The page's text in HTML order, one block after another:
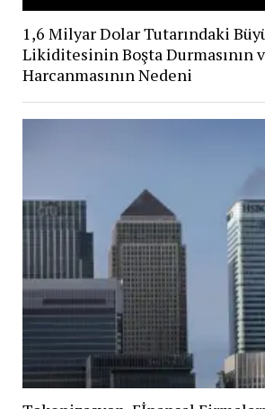
1,6 Milyar Dolar Tutarındaki
Likiditesinin Boşta Durmasının
Harcanmasının Nedeni